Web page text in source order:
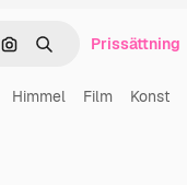
Sök efter bild
Söka Prissättning
Himmel Film Konst